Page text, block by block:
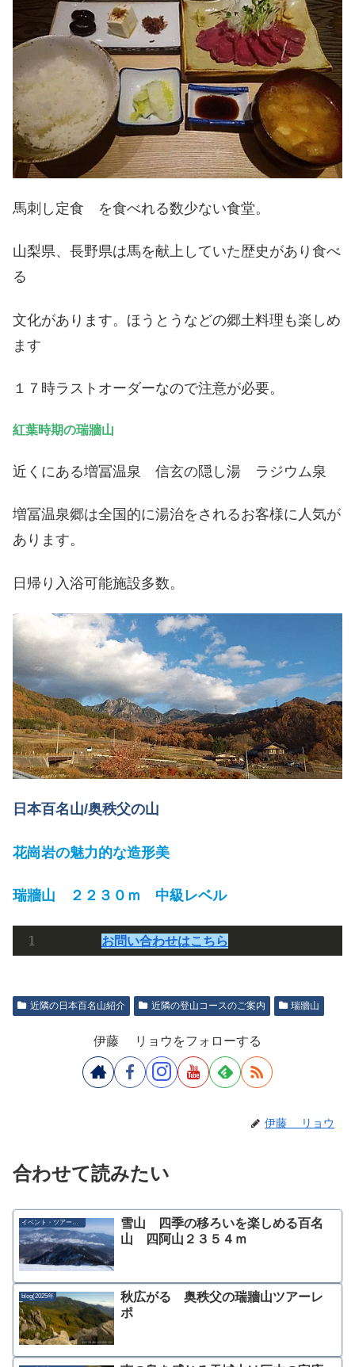
馬刺し定食 を食べれる数少ない食堂。
山梨県、長野県は馬を献上していた歴史があり食べ
る
文化があります。ほうとうなどの郷土料理も楽しめ
ます
１７時ラストオーダーなので注意が必要。
紅葉時期の瑞牆山
近くにある増冨温泉 信玄の隠し湯 ラジウム泉
増冨温泉郷は全国的に湯治をされるお客様に人気が
あります。
日帰り入浴可能施設多数。
日本百名山/奥秩父の山
花崗岩の魅力的な造形美
瑞牆山 ２２３０ｍ 中級レベル
お問い合わせはこちら
近隣の日本百名山紹介 近隣の登山コースのご案内 瑞牆山
伊藤 リョウをフォローする
伊藤 リョウ
合わせて読みたい
雪山 四季の移ろいを楽しめる百名
山 四阿山２３５４ｍ
blog(2025年
秋広がる 奥秩父の瑞牆山ツアーレ
ポ